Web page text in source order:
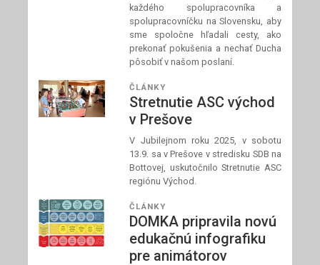
každého spolupracovníka a
spolupracovníčku na Slovensku, aby
sme spoločne hľadali cesty, ako
prekonať pokušenia a nechať Ducha
pôsobiť v našom poslaní.
ČLÁNKY
Stretnutie ASC východ
v Prešove
V Jubilejnom roku 2025, v sobotu
13.9. sa v Prešove v stredisku SDB na
Bottovej, uskutočnilo Stretnutie ASC
regiónu Východ.
ČLÁNKY
DOMKA pripravila novú
edukačnú infografiku
pre animátorov